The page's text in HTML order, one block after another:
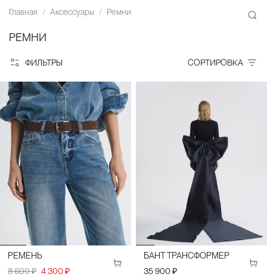
Главная Аксессуары Ремни
РЕМНИ
ФИЛЬТРЫ СОРТИРОВКА
РЕМЕНЬ
8 600 ₽ 4 300 ₽
БАНТ ТРАНСФОРМЕР
35 900 ₽